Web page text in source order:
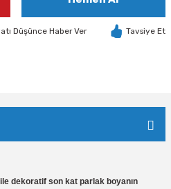
Düşünce Haber Ver Tavsiye Et
dekoratif son kat parlak boyanın